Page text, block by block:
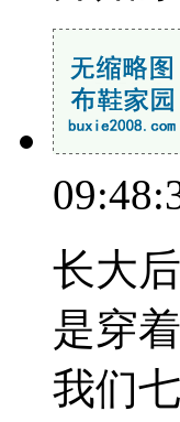
长大
是穿
我们